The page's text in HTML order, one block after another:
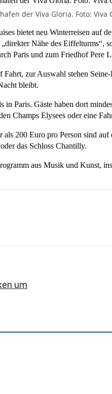
der Viva Gloria. Foto: Viva
bietet neu Winterreisen
Nähe des
Paris und zum Friedhof Pere
zur Auswahl stehen
bleibt.
Paris. Gäste haben dort
Champs Elysees oder eine
200 Euro pro Person sind
das Schloss Chantilly.
aus Musik und Kunst,
um